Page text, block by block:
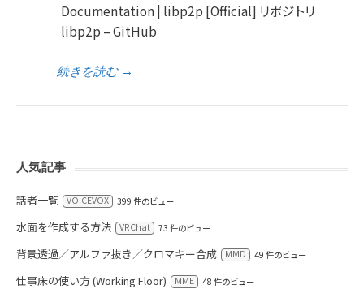
Documentation | libp2p [Official] リポジトリ
libp2p – GitHub
続きを読む→
人気記事
話者一覧 VOICEVOX 399 件のビュー
水面を作成する方法 VRChat 73 件のビュー
背景透過／アルファ抜き／クロマキー合成 MMD 49 件のビュー
仕事床の使い方 (Working Floor) MME 48 件のビュー